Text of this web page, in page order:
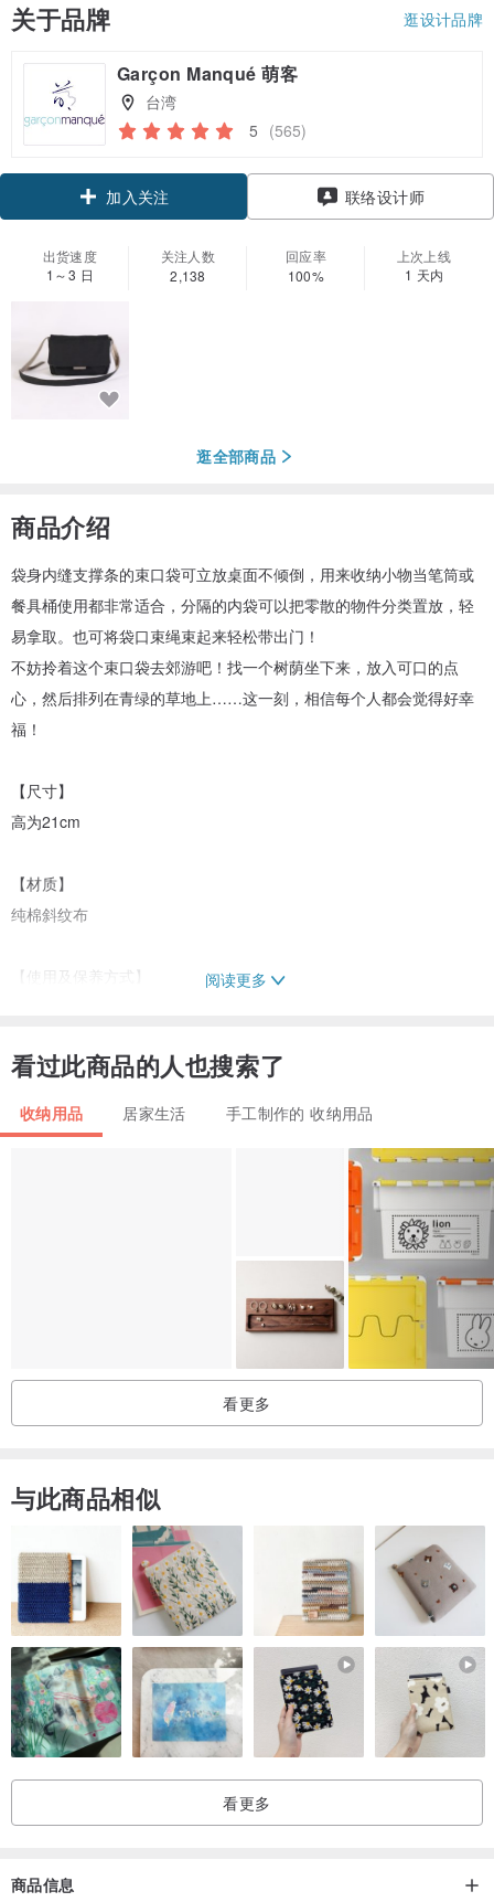
关于品牌 逛设计品牌
Garçon Manqué 萌客
台湾
5 (565)
加入关注 联络设计师
出货速度
1～3 日
关注人数
2,138
回应率
100%
上次上线
1 天内
逛全部商品
商品介绍
袋身内缝支撑条的束口袋可立放桌面不倾倒，用来收纳小物当笔筒或
餐具桶使用都非常适合，分隔的内袋可以把零散的物件分类置放，轻
易拿取。也可将袋口束绳束起来轻松带出门！
不妨拎着这个束口袋去郊游吧！找一个树荫坐下来，放入可口的点
心，然后排列在青绿的草地上……这一刻，相信每个人都会觉得好幸
福！
【尺寸】
高为21cm
【材质】
纯棉斜纹布
【使用及保养方式】
【制作说明】
阅读更多
看过此商品的人也搜索了
收纳用品 居家生活 手工制作的 收纳用品
看更多
与此商品相似
看更多
商品信息